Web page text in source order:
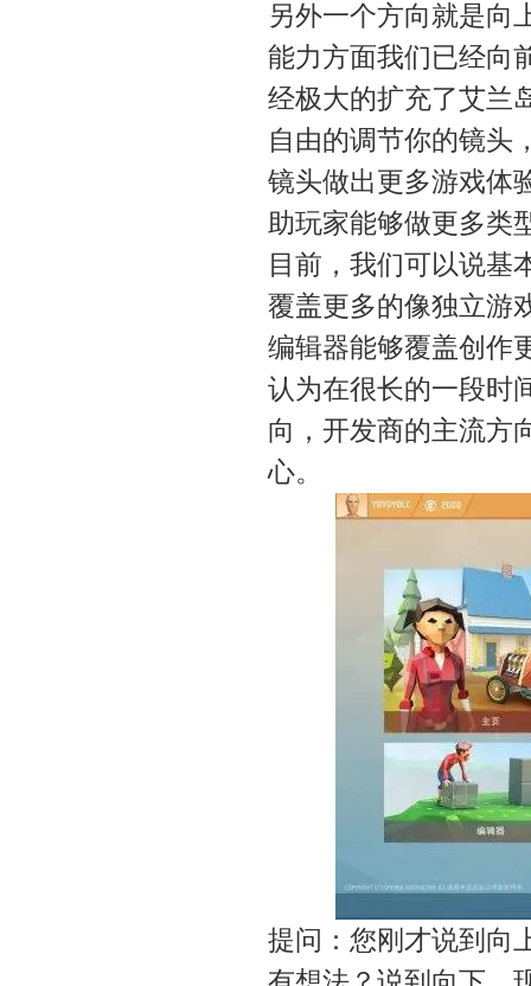
另外一个方向就是向
能力方面我们已经向
经极大的扩充了艾兰
自由的调节你的镜头
镜头做出更多游戏体
助玩家能够做更多类
目前，我们可以说基
覆盖更多的像独立游
编辑器能够覆盖创作
认为在很长的一段时
向，开发商的主流方
心。
提问：您刚才说到向